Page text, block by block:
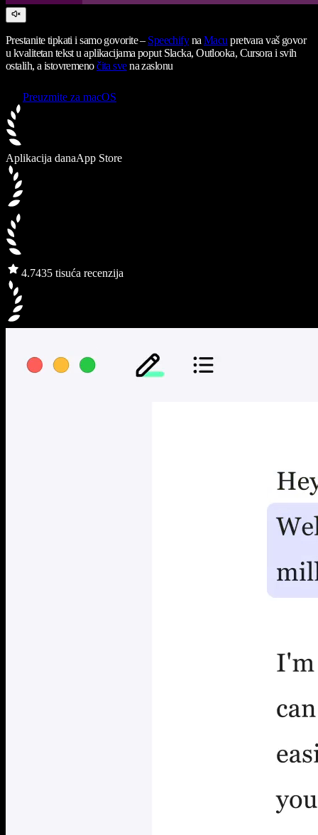
Prestanite tipkati i samo govorite – SpeechifynaMacu pretvara vaš govor
u kvalitetan tekst u aplikacijama poput Slacka, Outlooka, Cursora i svih
ostalih, a istovremenočita svena zaslonu
Preuzmite za macOS
Aplikacija danaApp Store
4.7435 tisuća recenzija